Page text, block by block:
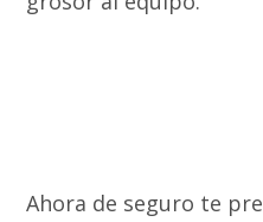
Ahora de seguro te